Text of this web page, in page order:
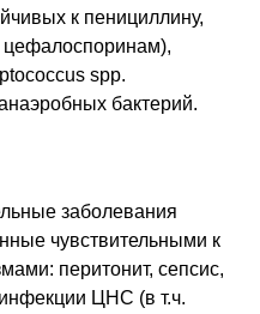
к пенициллину,
цефалоспоринам),
spp.
бактерий.
заболевания
чувствительными к
перитонит, сепсис,
ЦНС (в т.ч.